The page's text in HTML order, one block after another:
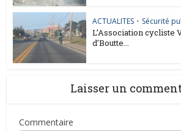
ACTUALITES • Sécurité
L’Association cycliste
d’Boutte...
Laisser un
Commentaire